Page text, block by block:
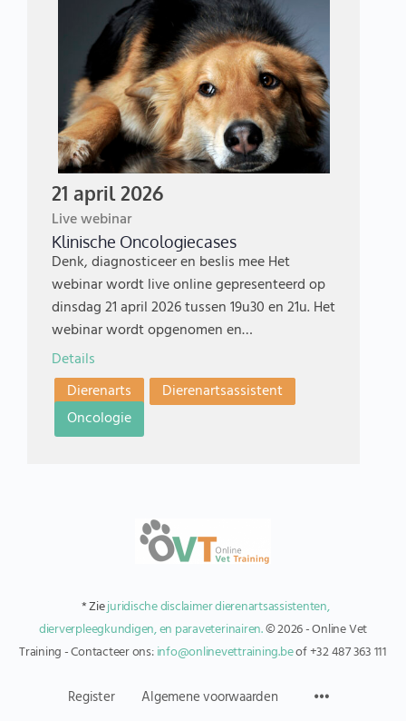
21 april 2026
Live webinar
Klinische Oncologiecases
Denk, diagnosticeer en beslis mee Het
webinar wordt live online gepresenteerd op
dinsdag 21 april 2026 tussen 19u30 en 21u. Het
webinar wordt opgenomen en…
Details
Dierenarts
Dierenartsassistent
Oncologie
* Ziejuridische disclaimer dierenartsassistenten,
dierverpleegkundigen, en paraveterinairen.© 2026 - Online Vet
Training - Contacteer ons:info@onlinevettraining.beof +32 487 363 111
Register Algemene voorwaarden